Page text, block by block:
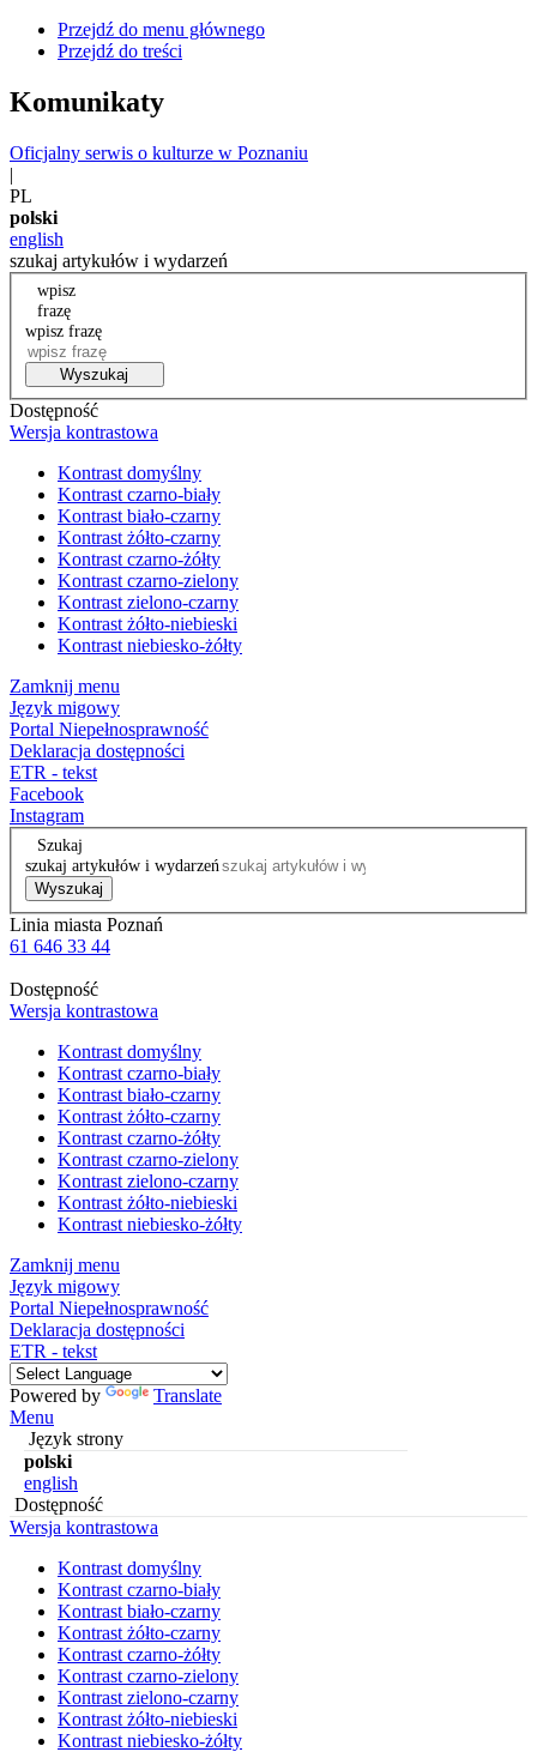
Przejdź do menu głównego
Przejdź do treści
Komunikaty
Oficjalny serwis o kulturze w Poznaniu
|
PL
polski
english
szukaj artykułów i wydarzeń
wpisz
frazę
wpisz frazę
Wyszukaj
Dostępność
Wersja kontrastowa
Kontrast domyślny
Kontrast czarno-biały
Kontrast biało-czarny
Kontrast żółto-czarny
Kontrast czarno-żółty
Kontrast czarno-zielony
Kontrast zielono-czarny
Kontrast żółto-niebieski
Kontrast niebiesko-żółty
Zamknij menu
Język migowy
Portal Niepełnosprawność
Deklaracja dostępności
ETR - tekst
Facebook
Instagram
Szukaj
szukaj artykułów i wydarzeń
Wyszukaj
Linia miasta Poznań
61 646 33 44
Dostępność
Wersja kontrastowa
Kontrast domyślny
Kontrast czarno-biały
Kontrast biało-czarny
Kontrast żółto-czarny
Kontrast czarno-żółty
Kontrast czarno-zielony
Kontrast zielono-czarny
Kontrast żółto-niebieski
Kontrast niebiesko-żółty
Zamknij menu
Język migowy
Portal Niepełnosprawność
Deklaracja dostępności
ETR - tekst
Powered by
Translate
Menu
Język strony
polski
english
Dostępność
Wersja kontrastowa
Kontrast domyślny
Kontrast czarno-biały
Kontrast biało-czarny
Kontrast żółto-czarny
Kontrast czarno-żółty
Kontrast czarno-zielony
Kontrast zielono-czarny
Kontrast żółto-niebieski
Kontrast niebiesko-żółty